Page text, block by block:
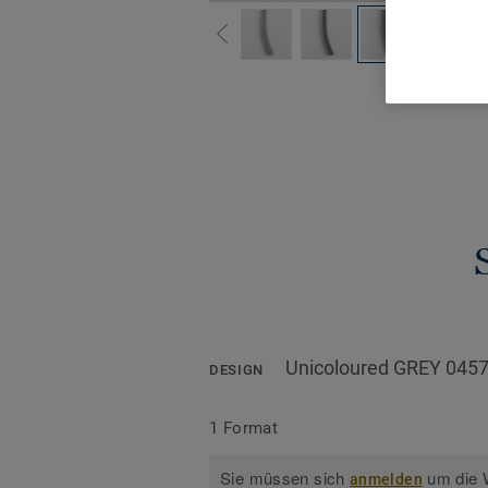
DESIGN Unicoloured GREY 0457
1 Format
Sie müssen sichanmelden um die